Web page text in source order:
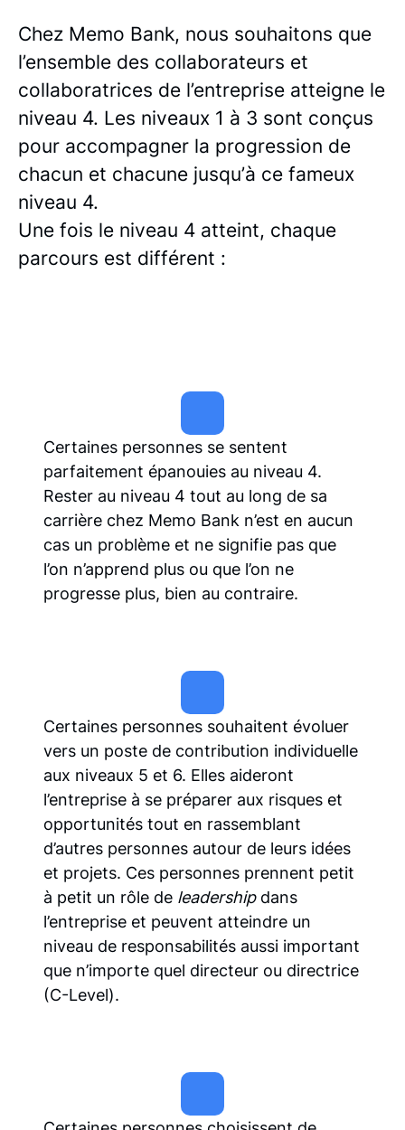
Chez Memo Bank, nous souhaitons que
l’ensemble des collaborateurs et
collaboratrices de l’entreprise atteigne le
niveau 4. Les niveaux 1 à 3 sont conçus
pour accompagner la progression de
chacun et chacune jusqu’à ce fameux
niveau 4.
Une fois le niveau 4 atteint, chaque
parcours est différent :
Certaines personnes se sentent
parfaitement épanouies au niveau 4.
Rester au niveau 4 tout au long de sa
carrière chez Memo Bank n’est en aucun
cas un problème et ne signifie pas que
l’on n’apprend plus ou que l’on ne
progresse plus, bien au contraire.
Certaines personnes souhaitent évoluer
vers un poste de contribution individuelle
aux niveaux 5 et 6. Elles aideront
l’entreprise à se préparer aux risques et
opportunités tout en rassemblant
d’autres personnes autour de leurs idées
et projets. Ces personnes prennent petit
à petit un rôle de leadershipdans
l’entreprise et peuvent atteindre un
niveau de responsabilités aussi important
que n’importe quel directeur ou directrice
(C-Level).